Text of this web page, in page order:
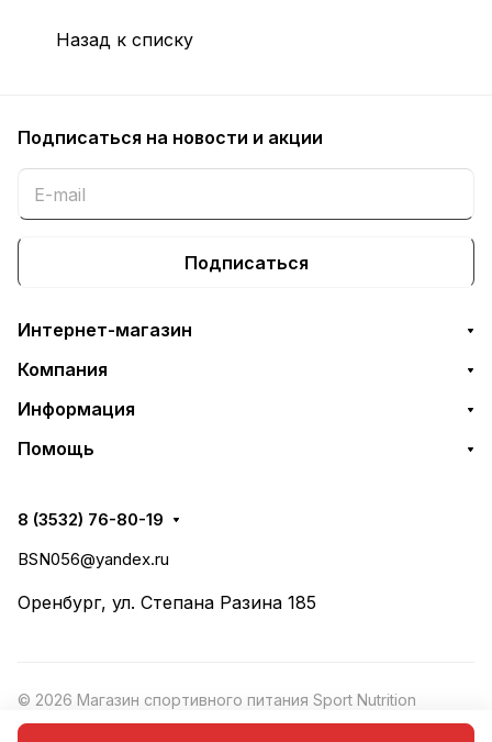
Назад к списку
Подписаться на новости и акции
Подписаться
Интернет-магазин
Компания
Информация
Помощь
8 (3532) 76-80-19
BSN056@yandex.ru
Оренбург, ул. Степана Разина 185
© 2026 Магазин спортивного питания Sport Nutrition